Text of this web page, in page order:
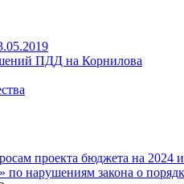
ПДД на Корнилова
проекта бюджета на 2024 и
нарушениям закона о